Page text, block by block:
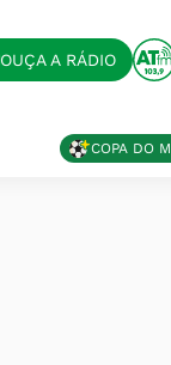
OUÇA A RÁDIO
COPA DO